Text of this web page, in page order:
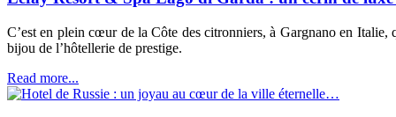
C’est en plein cœur de la Côte des citronniers, à Gargnano en
bijou de l’hôtellerie de prestige.
Read more...